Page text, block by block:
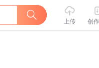
上传 创